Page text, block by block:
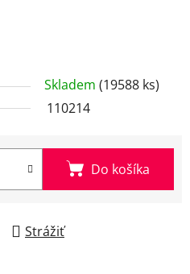
Skladem (19588 ks)
110214
Do košíka
Strážiť